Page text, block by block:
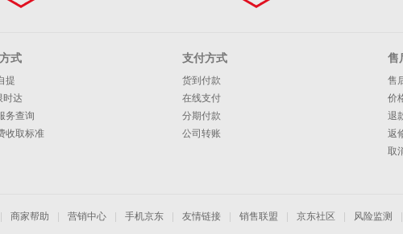
式
提
时达
务查询
收取标准
支付方式
货到付款
在线支付
分期付款
公司转账
售
售
价
退
返
取
商家帮助 营销中心 手机京东 友情链接 销售联盟 京东社区 风险监测